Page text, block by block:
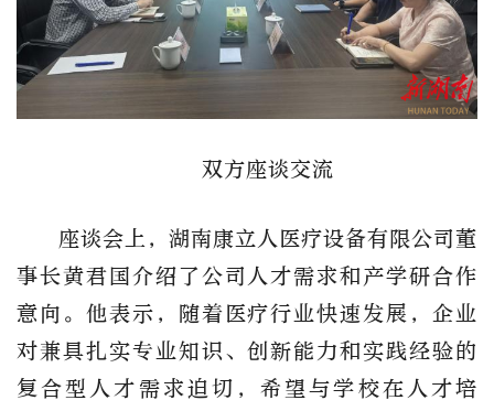
双方座谈交流
座谈会上，湖南康立人医疗设备有限公司董
事长黄君国介绍了公司人才需求和产学研合作
意向。他表示，随着医疗行业快速发展，企业
对兼具扎实专业知识、创新能力和实践经验的
复合型人才需求迫切，希望与学校在人才培